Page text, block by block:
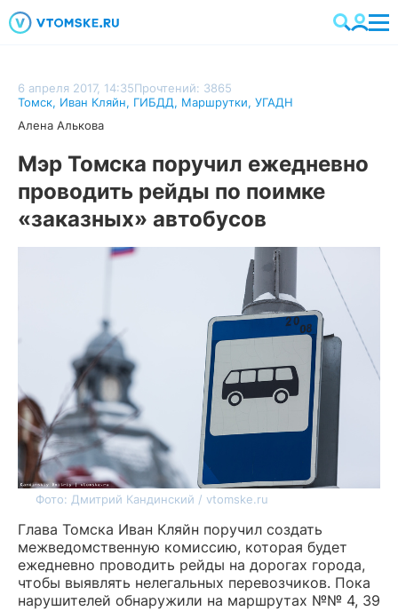
6 апреля 2017, 14:35Прочтений: 3865
Томск, Иван Кляйн, ГИБДД, Маршрутки, УГАДН
Алена Алькова
Мэр Томска поручил ежедневно
проводить рейды по поимке
«заказных» автобусов
Фото: Дмитрий Кандинский / vtomske.ru
Глава Томска Иван Кляйн поручил создать
межведомственную комиссию, которая будет
ежедневно проводить рейды на дорогах города,
чтобы выявлять нелегальных перевозчиков. Пока
нарушителей обнаружили на маршрутах №№ 4, 39